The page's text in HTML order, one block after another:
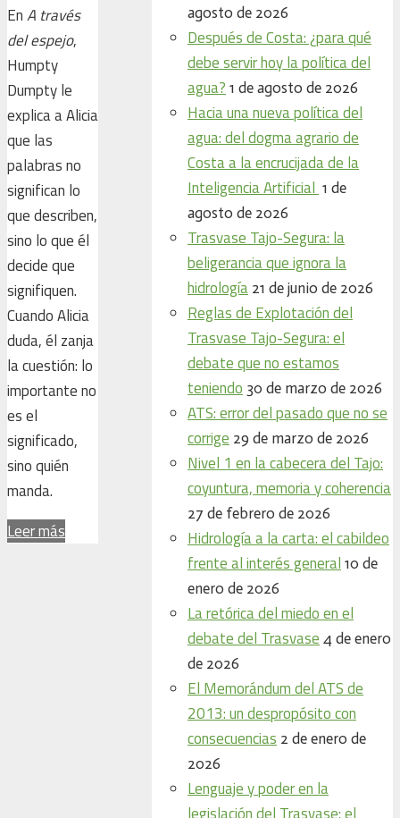
EnA través
del espejo,
Humpty
Dumpty le
explica a Alicia
que las
palabras no
significan lo
que describen,
sino lo que él
decide que
signifiquen.
Cuando Alicia
duda, él zanja
la cuestión: lo
importante no
es el
significado,
sino quién
manda.
Leer más
agosto de 2026
Después de Costa: ¿para qué
debe servir hoy la política del
agua? 1 de agosto de 2026
Hacia una nueva política del
agua: del dogma agrario de
Costa a la encrucijada de la
Inteligencia Artificial 1 de
agosto de 2026
Trasvase Tajo-Segura: la
beligerancia que ignora la
hidrología 21 de junio de 2026
Reglas de Explotación del
Trasvase Tajo-Segura: el
debate que no estamos
teniendo 30 de marzo de 2026
ATS: error del pasado que no se
corrige 29 de marzo de 2026
Nivel 1 en la cabecera del Tajo:
coyuntura, memoria y coherencia
27 de febrero de 2026
Hidrología a la carta: el cabildeo
frente al interés general 10 de
enero de 2026
La retórica del miedo en el
debate del Trasvase 4 de enero
de 2026
El Memorándum del ATS de
2013: un despropósito con
consecuencias 2 de enero de
2026
Lenguaje y poder en la